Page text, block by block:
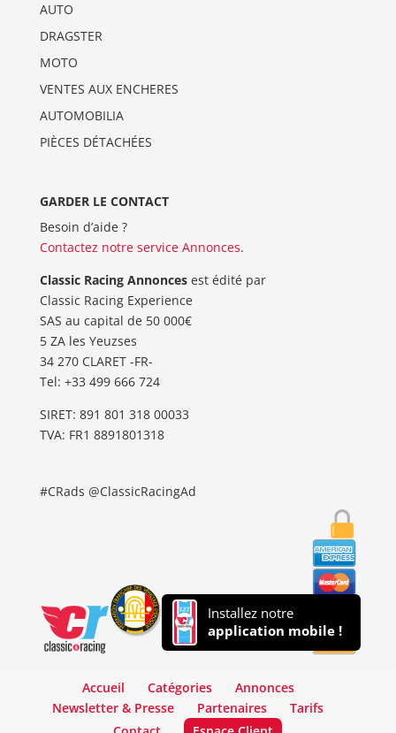
AUTO
DRAGSTER
MOTO
VENTES AUX ENCHERES
AUTOMOBILIA
PIÈCES DÉTACHÉES
GARDER LE CONTACT
Besoin d’aide ?
Contactez notre service Annonces.
Classic Racing Annoncesest édité par
Classic Racing Experience
SAS au capital de 50 000€
5 ZA les Yeuzses
34 270 CLARET -FR-
Tel: ‭+33 499 666 724‬
SIRET: 891 801 318 00033
TVA: FR1 8891801318
#CRads @ClassicRacingAd
Installez notre
application mobile !
Accueil Catégories
Annonces
Newsletter & Presse
Partenaires
Tarifs